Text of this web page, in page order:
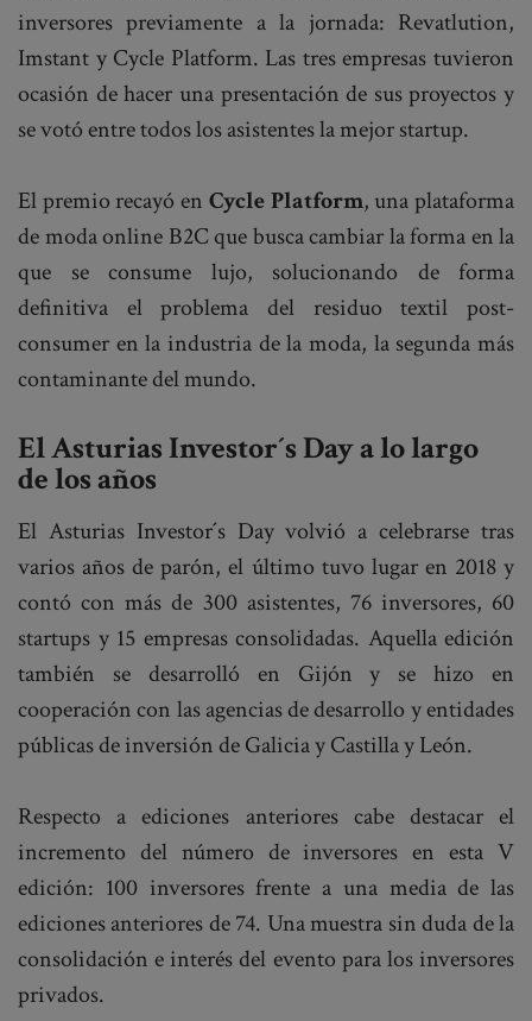
inversores previamente a la jornada: Revatlution,
Imstant y Cycle Platform. Las tres empresas tuvieron
ocasión de hacer una presentación de sus proyectos y
se votó entre todos los asistentes la mejor startup.
El premio recayó en Cycle Platform, una plataforma
de moda online B2C que busca cambiar la forma en la
que se consume lujo, solucionando de forma
definitiva el problema del residuo textil post-
consumer en la industria de la moda, la segunda más
contaminante del mundo.
El Asturias Investor´s Day a lo largo
de los años
El Asturias Investor´s Day volvió a celebrarse tras
varios años de parón, el último tuvo lugar en 2018 y
contó con más de 300 asistentes, 76 inversores, 60
startups y 15 empresas consolidadas. Aquella edición
también se desarrolló en Gijón y se hizo en
cooperación con las agencias de desarrollo y entidades
públicas de inversión de Galicia y Castilla y León.
Respecto a ediciones anteriores cabe destacar el
incremento del número de inversores en esta V
edición: 100 inversores frente a una media de las
ediciones anteriores de 74. Una muestra sin duda de la
consolidación e interés del evento para los inversores
privados.